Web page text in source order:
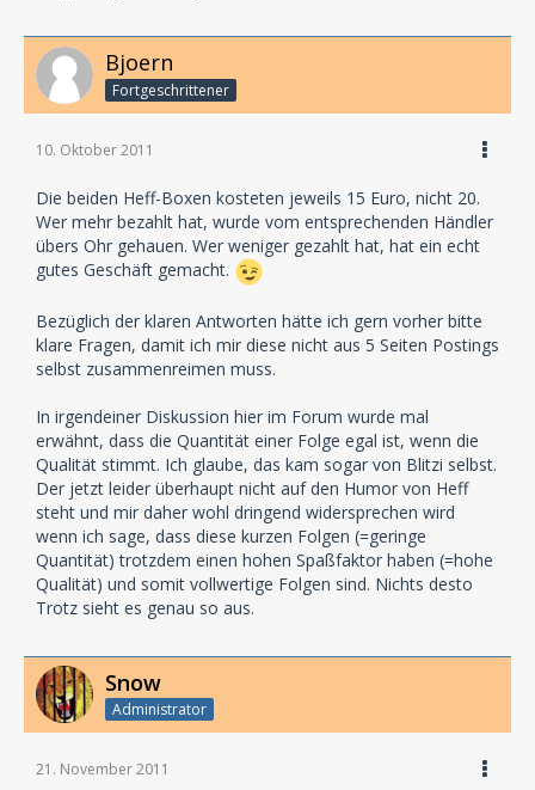
Bjoern
Fortgeschrittener
10. Oktober 2011
Die beiden Heff-Boxen kosteten jeweils 15 Euro, nicht 20.
Wer mehr bezahlt hat, wurde vom entsprechenden Händler
übers Ohr gehauen. Wer weniger gezahlt hat, hat ein echt
gutes Geschäft gemacht.
Bezüglich der klaren Antworten hätte ich gern vorher bitte
klare Fragen, damit ich mir diese nicht aus 5 Seiten Postings
selbst zusammenreimen muss.
In irgendeiner Diskussion hier im Forum wurde mal
erwähnt, dass die Quantität einer Folge egal ist, wenn die
Qualität stimmt. Ich glaube, das kam sogar von Blitzi selbst.
Der jetzt leider überhaupt nicht auf den Humor von Heff
steht und mir daher wohl dringend widersprechen wird
wenn ich sage, dass diese kurzen Folgen (=geringe
Quantität) trotzdem einen hohen Spaßfaktor haben (=hohe
Qualität) und somit vollwertige Folgen sind. Nichts desto
Trotz sieht es genau so aus.
Snow
Administrator
21. November 2011